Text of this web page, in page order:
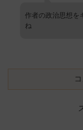
作者の政治思想を
ね